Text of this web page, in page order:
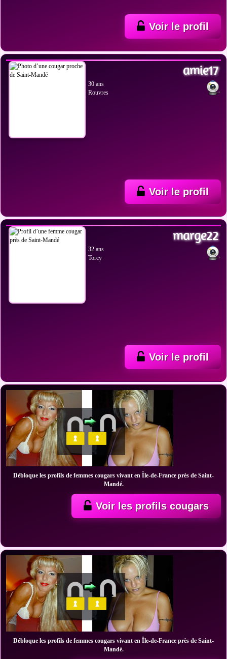
Voir le profil
amie17
30 ans
Rouvres
Voir le profil
marge22
32 ans
Torcy
Voir le profil
Débloque les profils de femmes cougars vivant en Île-de-France près de Saint-
Mandé.
Voir les profils cougars
Débloque les profils de femmes cougars vivant en Île-de-France près de Saint-
Mandé.